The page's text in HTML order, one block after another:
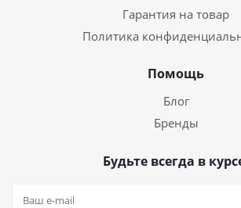
Гарантия на товар
Политика
Помощь
Блог
Бренды
Будьте всегда в